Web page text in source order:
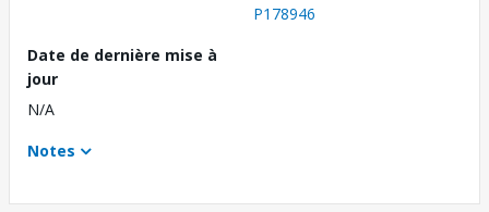
P178946
Date de dernière mise à
jour
N/A
Notes